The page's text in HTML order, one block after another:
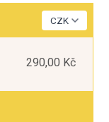
290,00 Kč